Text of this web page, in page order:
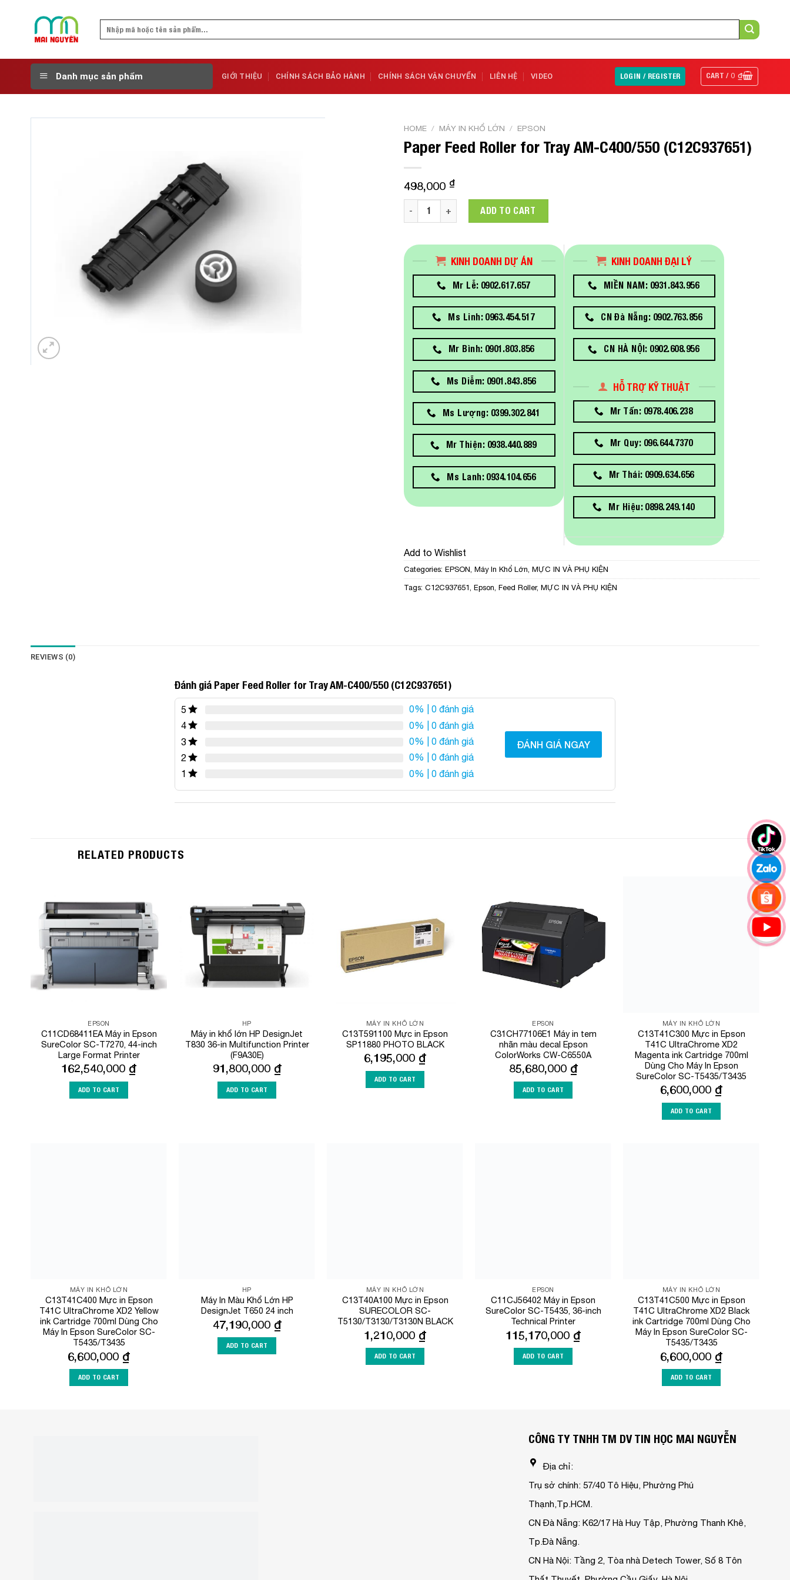
Search
Danh mục sản phẩm GIỚI THIỆU CHÍNH SÁCH BẢO HÀNH CHÍNH SÁCH VẬN CHUYỂN LIÊN HỆ VIDEO LOGIN / REGISTER CART /0₫
HOME / MÁY IN KHỔ LỚN / EPSON
Paper Feed Roller for Tray AM-C400/550 (C12C937651)
498,000 ₫
Paper Feed Roller for Tray AM-C400/550 (C12C937651) quantity
ADD TO CART
KINH DOANH DỰ ÁN
Mr Lễ: 0902.617.657
Ms Linh: 0963.454.517
Mr Bình: 0901.803.856
Ms Diễm: 0901.843.856
Ms Lượng: 0399.302.841
Mr Thiện: 0938.440.889
Ms Lanh: 0934.104.656
KINH DOANH ĐẠI LÝ
MIỀN NAM: 0931.843.956
CN Đà Nẵng: 0902.763.856
CN HÀ NỘI: 0902.608.956
HỖ TRỢ KỸ THUẬT
Mr Tấn: 0978.406.238
Mr Quy: 096.644.7370
Mr Thái: 0909.634.656
Mr Hiệu: 0898.249.140
Add to Wishlist
Categories: EPSON Máy In Khổ Lớn MỰC IN VÀ PHỤ KIỆN
Tags: C12C937651 Epson Feed Roller, MỰC IN VÀ PHỤ KIỆN
REVIEWS (0)
Đánh giá Paper Feed Roller for Tray AM-C400/550 (C12C937651)
5 0% | 0 đánh giá
4
0% | 0 đánh giá
3
0% | 0 đánh giá
2
0% | 0 đánh giá
1
0% | 0 đánh giá
ĐÁNH GIÁ NGAY
RELATED PRODUCTS
Add to
Wishlist
EPSON
C11CD68411EA Máy in Epson
SureColor SC-T7270, 44-inch
Large Format Printer
162,540,000 ₫
ADD TO CART
Add to
Wishlist
HP
Máy in khổ lớn HP DesignJet
T830 36-in Multifunction Printer
(F9A30E)
91,800,000 ₫
ADD TO CART
Wishlist
MÁY IN KHỔ LỚN
C13T591100 Mực in Epson
SP11880 PHOTO BLACK
6,195,000 ₫
ADD TO CART
Add to
Wishlist
EPSON
C31CH77106E1 Máy in tem
nhãn màu decal Epson
ColorWorks CW-C6550A
85,680,000 ₫
ADD TO CART
Wishlist
MÁY IN KHỔ LỚN
C13T41C300 Mực in Epson
T41C UltraChrome XD2
Magenta ink Cartridge 700ml
Dùng Cho Máy In Epson
SureColor SC-T5435/T3435
6,600,000 ₫
ADD TO CART
MÁY IN KHỔ LỚN
C13T41C400 Mực in Epson
T41C UltraChrome XD2 Yellow
ink Cartridge 700ml Dùng Cho
Máy In Epson SureColor SC-
T5435/T3435
6,600,000 ₫
ADD TO CART
HP
Máy In Màu Khổ Lớn HP
DesignJet T650 24 inch
47,190,000 ₫
ADD TO CART
MÁY IN KHỔ LỚN
C13T40A100 Mực in Epson
SURECOLOR SC-
T5130/T3130/T3130N BLACK
1,210,000 ₫
ADD TO CART
EPSON
C11CJ56402 Máy in Epson
SureColor SC-T5435, 36-inch
Technical Printer
115,170,000 ₫
ADD TO CART
MÁY IN KHỔ LỚN
C13T41C500 Mực in Epson
T41C UltraChrome XD2 Black
ink Cartridge 700ml Dùng Cho
Máy In Epson SureColor SC-
T5435/T3435
6,600,000 ₫
ADD TO CART
CÔNG TY TNHH TM DV TIN HỌC MAI NGUYỄN
Địa chỉ:
Trụ sở chính: 57/40 Tô Hiệu, Phường Phú
Thạnh,Tp.HCM.
CN Đà Nẵng: K62/17 Hà Huy Tập, Phường Thanh Khê,
Tp.Đà Nẵng.
CN Hà Nội: Tầng 2, Tòa nhà Detech Tower, Số 8 Tôn